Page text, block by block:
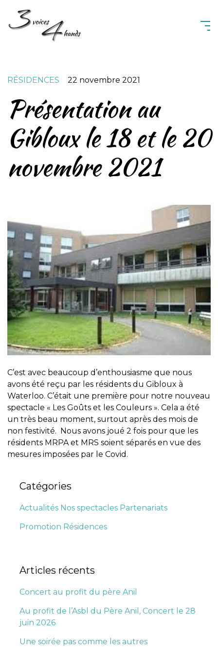
RÉSIDENCES 22 novembre 2021
Présentation au
Gibloux le 18 et le 20
novembre 2021
C’est avec beaucoup d’enthousiasme que nous
avons été reçu par les résidents du Gibloux à
Waterloo. C’était une première pour notre nouveau
spectacle « Les Goûts et les Couleurs ». Cela a été
un très beau moment, surtout après des mois de
non festivité. Nous avons joué 2 fois pour que les
résidents MRPA et MRS soient séparés en vue des
mesures imposées par le Covid.
Catégories
Actualités Nos spectacles Partenariats
Promotion Résidences
Articles récents
Concert au profit du père Anil
Au profit de l’Asbl du Père Anil, Concert le 28
juin 2026
Une soirée pas comme les autres